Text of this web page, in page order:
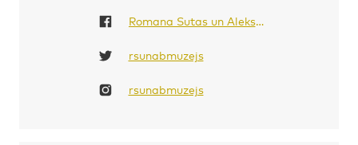
Romana Sutas un Aleksandras Beļcovas muzejs
rsunabmuzejs
rsunabmuzejs